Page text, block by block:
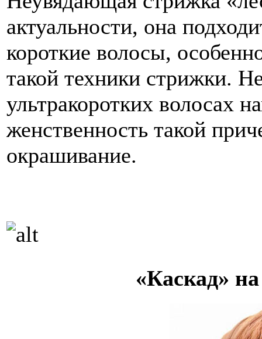
актуальности, она
короткие волосы,
такой техники стрижки.
ультракоротких волосах
женственность такой
окрашивание.
«Каскад»